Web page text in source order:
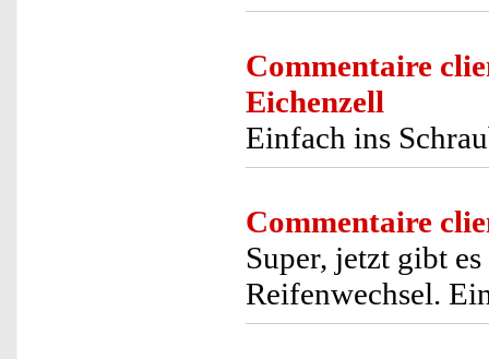
Commentaire
Eichenzell
Einfach ins
Commentaire
Super, jetzt gibt
Reifenwechsel.